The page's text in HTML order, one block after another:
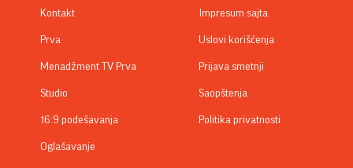
Kontakt
Prva
Menadžment TV Prva
Studio
16:9 podešavanja
Oglašavanje
Impresum sajta
Uslovi korišćenja
Prijava smetnji
Saopštenja
Politika privatnosti